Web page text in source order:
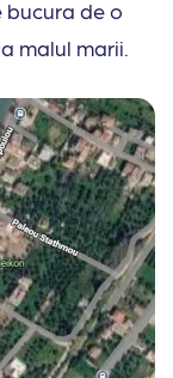
de o
malul marii.